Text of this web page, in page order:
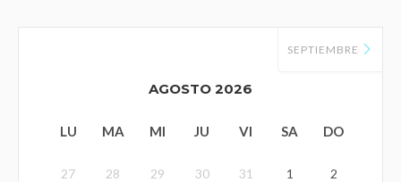
AGOSTO 2026
SEPTIEMBRE
LU MA MI JU VI SA DO
27 28 29 30 31 1 2